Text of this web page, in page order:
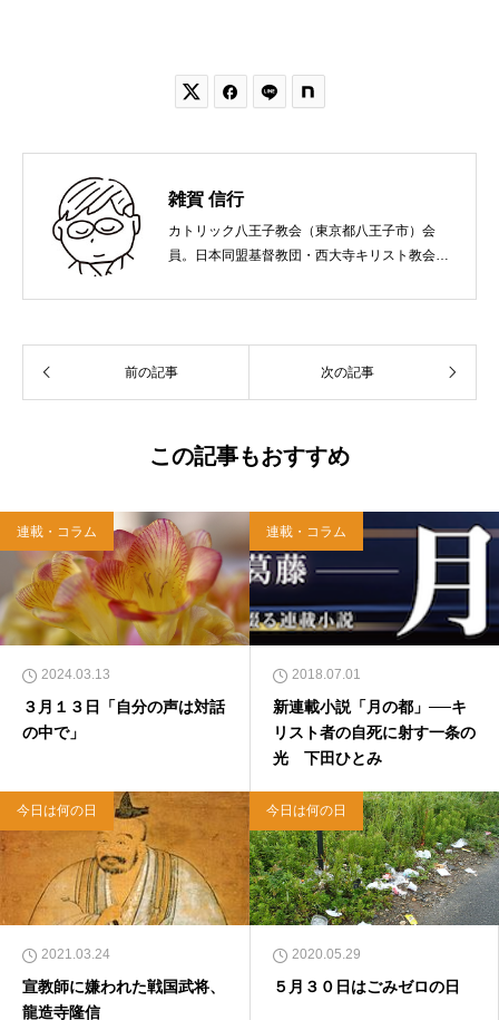
 
雑賀 信行
カトリック八王子教会（東京都八王子市）会
員。日本同盟基督教団・西大寺キリスト教会
れ。関西学院大学社会学部卒業。９０年代、い
て、雜賀編集工房として独立。
前の記事 次の記事
この記事もおすすめ
連載・コラム
2024.03.13
３月１３日「自分の声は対話
の中で」
連載・コラム
2018.07.01
新連載小説「月の都」──キ
リスト者の自死に射す一条の
光 下田ひとみ
今日は何の日
2021.03.24
宣教師に嫌われた戦国武将、
龍造寺隆信
今日は何の日
2020.05.29
５月３０日はごみゼロの日